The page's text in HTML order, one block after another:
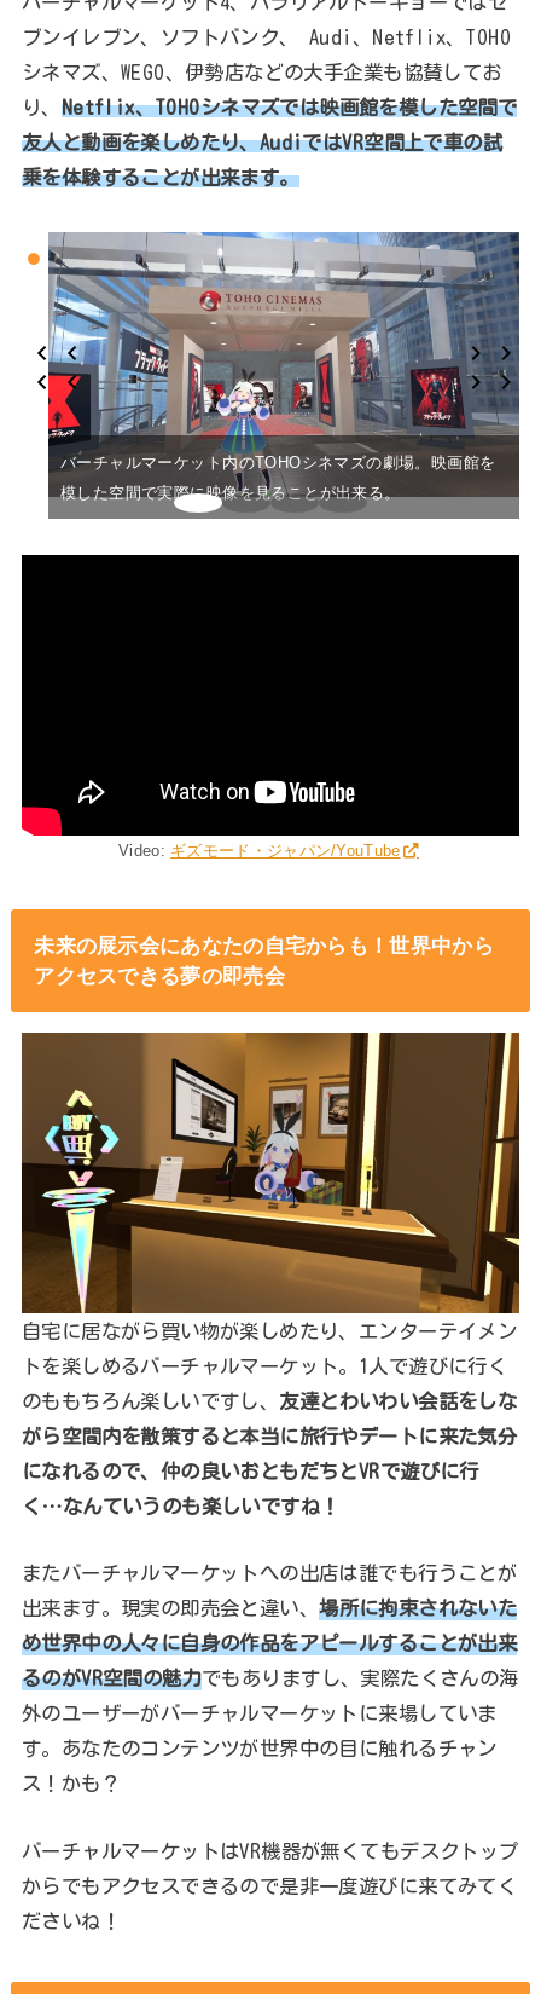
ブンイレブン、ソフトバンク、 Audi、Netflix、TOHO
シネマズ、WEGO、伊勢店などの大手企業も協賛してお
り、 Netflix、TOHOシネマズでは映画館を模した空間で
友人と動画を楽しめたり、AudiではVR空間上で車の試
乗を体験することが出来ます。
バーチャルマーケット内のTOHOシネマズの劇場。映画館を
模した空間で実際に映像を見ることが出来る。
Video: ギズモード・ジャパン/YouTube
未来の展示会にあなたの自宅からも！世界中から
アクセスできる夢の即売会
自宅に居ながら買い物が楽しめたり、エンターテイメン
トを楽しめるバーチャルマーケット。1人で遊びに行く
のももちろん楽しいですし、 友達とわいわい会話をしな
がら空間内を散策すると本当に旅行やデートに来た気分
になれるので、仲の良いおともだちとVRで遊びに行
く…なんていうのも楽しいですね！
またバーチャルマーケットへの出店は誰でも行うことが
出来ます。現実の即売会と違い、場所に拘束されないた
め世界中の人々に自身の作品をアピールすることが出来
るのがVR空間の魅力でもありますし、実際たくさんの海
外のユーザーがバーチャルマーケットに来場していま
す。あなたのコンテンツが世界中の目に触れるチャン
ス！かも？
バーチャルマーケットはVR機器が無くてもデスクトップ
からでもアクセスできるので是非一度遊びに来てみてく
ださいね！